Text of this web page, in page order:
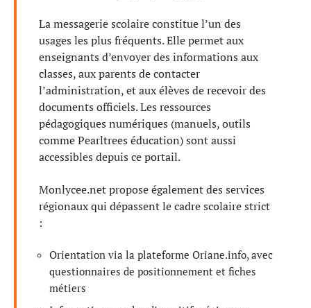
La messagerie scolaire constitue l’un des
usages les plus fréquents. Elle permet aux
enseignants d’envoyer des informations aux
classes, aux parents de contacter
l’administration, et aux élèves de recevoir des
documents officiels. Les ressources
pédagogiques numériques (manuels, outils
comme Pearltrees éducation) sont aussi
accessibles depuis ce portail.
Monlycee.net propose également des services
régionaux qui dépassent le cadre scolaire strict
:
Orientation via la plateforme Oriane.info, avec
questionnaires de positionnement et fiches
métiers